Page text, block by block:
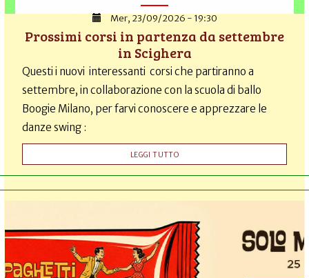
Mer, 23/09/2026 - 19:30
Prossimi corsi in partenza da settembre
in Scighera
Questi i nuovi interessanti corsi che partiranno a
settembre, in collaborazione con la scuola di ballo
Boogie Milano, per farvi conoscere e apprezzare le
danze swing :
LEGGI TUTTO